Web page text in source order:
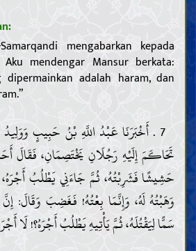
mengabarkan kepada
mendengar Mansur berkata:
dipermainkan adalah haram, dan
7 . أَخْبَرَنَا عَبْدُ اللَّهِ بْنُ حَبِيبٍ وَوَلِيدُ
تَحَاكَمَ إِلَيْهِ رَجُلَانِ يَخْتَصِمَانِ، فَقَالَ
حَشِيشًا فَشَرِبْتُهُ، ثُمَّ جَاءَنِي يَطْلُبُ أَجْرَهُ،
وَهَبْتُهُ لَهُ، وَإِنَّمَا بِعْتُهُ! فَغَضِبَ وَقَالَ:
سَمًّا لِيَقْتُلَهُ، ثُمَّ يَأْتِيهِ يَطْلُبُ أَجْرَهُ؟! لَا